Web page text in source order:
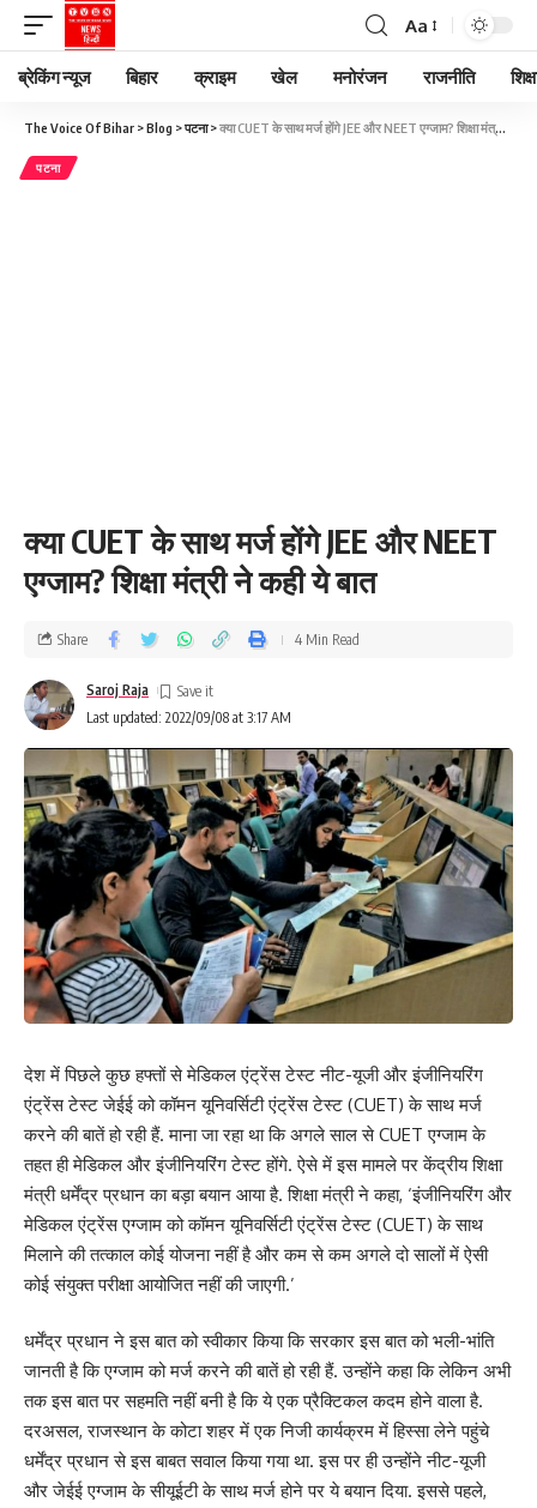
Aa
ब्रेकिंग न्यूज बिहार क्राइम खेल मनोरंजन राजनीति
The Voice Of Bihar >Blog >पटना>क्या CUET के साथ मर्ज होंगे JEE और NEET एग्जाम? शिक्षा मंत्री ने कही ये बात
पटना
क्या CUET के साथ मर्ज होंगे JEE और NEET
एग्जाम? शिक्षा मंत्री ने कही ये बात
Last updated: 2022/09/08 at 3:17 AM
Saroj Raja
Share 4 Min Read
देश में पिछले कुछ हफ्तों से मेडिकल एंट्रेंस टेस्ट नीट-यूजी और इंजीनियरिंग
एंट्रेंस टेस्ट जेईई को कॉमन यूनिवर्सिटी एंट्रेंस टेस्ट (CUET) के साथ मर्ज
करने की बातें हो रही हैं. माना जा रहा था कि अगले साल से CUET एग्जाम के
तहत ही मेडिकल और इंजीनियरिंग टेस्ट होंगे. ऐसे में इस मामले पर केंद्रीय शिक्षा
मंत्री धर्मेंद्र प्रधान का बड़ा बयान आया है. शिक्षा मंत्री ने कहा, ‘इंजीनियरिंग और
मेडिकल एंट्रेंस एग्जाम को कॉमन यूनिवर्सिटी एंट्रेंस टेस्ट (CUET) के साथ
मिलाने की तत्काल कोई योजना नहीं है और कम से कम अगले दो सालों में ऐसी
कोई संयुक्त परीक्षा आयोजित नहीं की जाएगी.’
धर्मेंद्र प्रधान ने इस बात को स्वीकार किया कि सरकार इस बात को भली-भांति
जानती है कि एग्जाम को मर्ज करने की बातें हो रही हैं. उन्होंने कहा कि लेकिन अभी
तक इस बात पर सहमति नहीं बनी है कि ये एक प्रैक्टिकल कदम होने वाला है.
दरअसल, राजस्थान के कोटा शहर में एक निजी कार्यक्रम में हिस्सा लेने पहुंचे
धर्मेंद्र प्रधान से इस बाबत सवाल किया गया था. इस पर ही उन्होंने नीट-यूजी
और जेईई एग्जाम के सीयूईटी के साथ मर्ज होने पर ये बयान दिया. इससे पहले,